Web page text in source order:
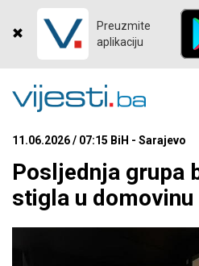
Preuzmite
aplikaciju
11.06.2026 / 07:15 BiH - Sarajevo
Posljednja grupa
stigla u domovinu